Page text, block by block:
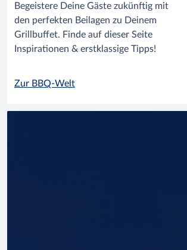
Begeistere Deine Gäste zukünftig mit
den perfekten Beilagen zu Deinem
Grillbuffet. Finde auf dieser Seite
Inspirationen & erstklassige Tipps!
Zur BBQ-Welt